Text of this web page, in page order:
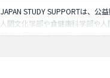
STUDY SUPPORTは、
間文化学部や食健康科学部や
する留学情報をお探しの方は